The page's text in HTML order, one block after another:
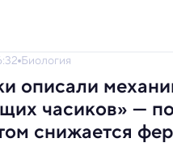
Биология
описали
часиков» —
снижается